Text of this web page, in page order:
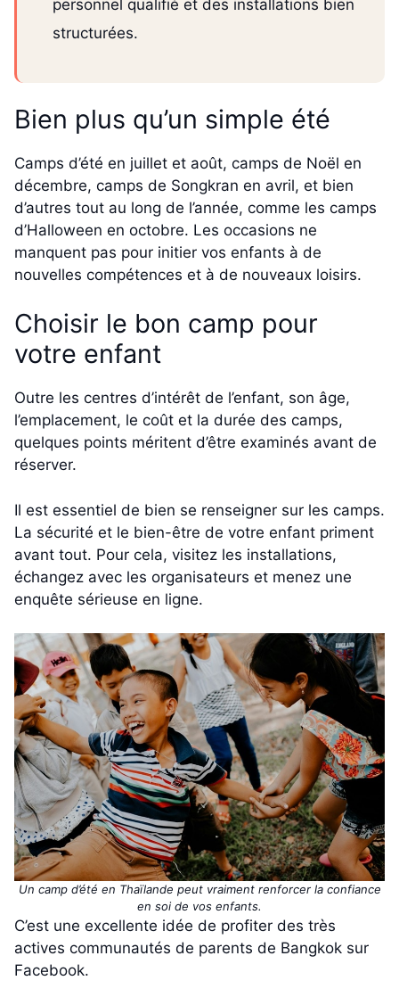
personnel qualifié et des installations bien
structurées.
Bien plus qu’un simple été
Camps d’été en juillet et août, camps de Noël en
décembre, camps de Songkran en avril, et bien
d’autres tout au long de l’année, comme les camps
d’Halloween en octobre. Les occasions ne
manquent pas pour initier vos enfants à de
nouvelles compétences et à de nouveaux loisirs.
Choisir le bon camp pour
votre enfant
Outre les centres d’intérêt de l’enfant, son âge,
l’emplacement, le coût et la durée des camps,
quelques points méritent d’être examinés avant de
réserver.
Il est essentiel de bien se renseigner sur les camps.
La sécurité et le bien-être de votre enfant priment
avant tout. Pour cela, visitez les installations,
échangez avec les organisateurs et menez une
enquête sérieuse en ligne.
Un camp d’été en Thaïlande peut vraiment renforcer la confiance
en soi de vos enfants.
C’est une excellente idée de profiter des très
actives communautés de parents de Bangkok sur
Facebook.